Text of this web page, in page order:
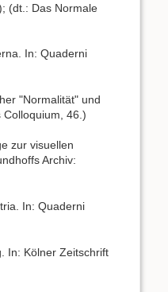
(dt.: Das Normale
In: Quaderni
"Normalität" und
46.)
zur visuellen
Archiv:
In: Quaderni
In: Kölner Zeitschrift